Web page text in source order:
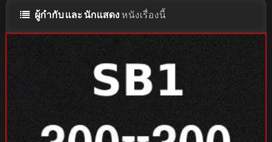
ผู้กำกับ และ นักแสดงหนังเรื่องนี้